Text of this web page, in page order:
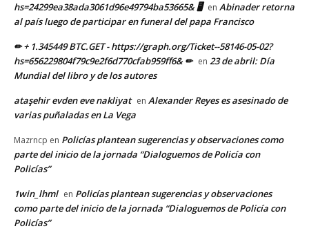
hs=24299ea38ada3061d96e49794ba53665& 🖥 en Abinader retorna
al país luego de participar en funeral del papa Francisco
✏ + 1.345449 BTC.GET - https://graph.org/Ticket--58146-05-02?
hs=656229804f79c9e2f6d770cfab959ff6& ✏ en 23 de abril: Día
Mundial del libro y de los autores
ataşehir evden eve nakliyat en Alexander Reyes es asesinado de
varias puñaladas en La Vega
Mazrncp en Policías plantean sugerencias y observaciones como
parte del inicio de la jornada “Dialoguemos de Policía con
Policías”
1win_lhml en Policías plantean sugerencias y observaciones
como parte del inicio de la jornada “Dialoguemos de Policía con
Policías”